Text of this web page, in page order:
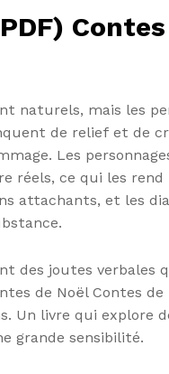
naturels, mais les
de relief et de
Les
réels, ce qui les rend
attachants, et les
des joutes verbales
de Noël Contes de
Un livre qui explore
grande sensibilité.